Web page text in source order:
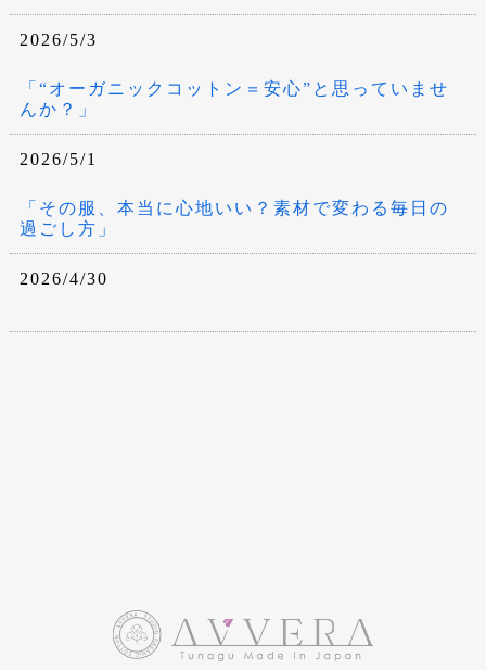
2026/5/3
「“オーガニックコットン＝安心”と思っていませ
んか？」
2026/5/1
「その服、本当に心地いい？素材で変わる毎日の
過ごし方」
2026/4/30